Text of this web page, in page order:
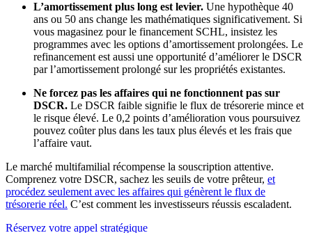
L’amortissement plus long est levier. Une hypothèque 40
ans ou 50 ans change les mathématiques significativement. Si
vous magasinez pour le financement SCHL, insistez les
programmes avec les options d’amortissement prolongées. Le
refinancement est aussi une opportunité d’améliorer le DSCR
par l’amortissement prolongé sur les propriétés existantes.
Ne forcez pas les affaires qui ne fonctionnent pas sur
DSCR. Le DSCR faible signifie le flux de trésorerie mince et
le risque élevé. Le 0,2 points d’amélioration vous poursuivez
pouvez coûter plus dans les taux plus élevés et les frais que
l’affaire vaut.
Le marché multifamilial récompense la souscription attentive.
Comprenez votre DSCR, sachez les seuils de votre prêteur, et
procédez seulement avec les affaires qui génèrent le flux de
trésorerie réel. C’est comment les investisseurs réussis escaladent.
Réservez votre appel stratégique